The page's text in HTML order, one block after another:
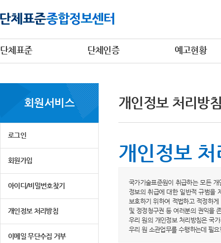
단체표준 단체인증 예고현황
회원서비스
로그인
회원가입
아이디/비밀번호찾기
개인정보 처리방침
이메일 무단수집 거부
개인정보 처리방
개인정보
국가기술표준원이 취급하는 모든 개
정보의 취급에 대한 일반적 규범을
보호하기 위하여 적법하고 적정하
및 정정청구권 등 여러분의 권익을
우리 원의 개인정보 처리방침은 국
우리 원 소관업무를 수행하는데 필요